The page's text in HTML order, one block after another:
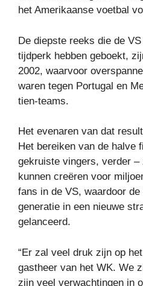
het Amerikaanse voetbal
De diepste reeks die de
tijdperk hebben geboekt,
2002, waarvoor
waren tegen Portugal en
tien-teams.
Het evenaren van dat
Het bereiken van de halve
gekruiste vingers, verder –
kunnen creëren voor
fans in de VS, waardoor
generatie in een nieuwe
gelanceerd.
“Er zal veel druk zijn op
gastheer van het WK. We
zijn veel verwachtingen in